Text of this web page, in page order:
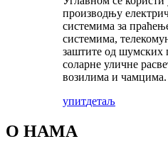
производњу
системима за
системима,
заштите од шумских
соларне уличне
возилима и чамцима.
упитдетаљ
О НАМА